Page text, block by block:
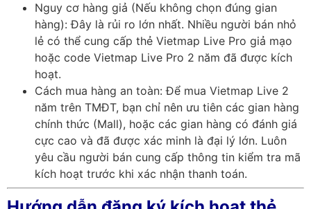
Nguy cơ hàng giả (Nếu không chọn đúng gian
hàng): Đây là rủi ro lớn nhất. Nhiều người bán nhỏ
lẻ có thể cung cấp thẻ Vietmap Live Pro giả mạo
hoặc code Vietmap Live Pro 2 năm đã được kích
hoạt.
Cách mua hàng an toàn: Để mua Vietmap Live 2
năm trên TMĐT, bạn chỉ nên ưu tiên các gian hàng
chính thức (Mall), hoặc các gian hàng có đánh giá
cực cao và đã được xác minh là đại lý lớn. Luôn
yêu cầu người bán cung cấp thông tin kiểm tra mã
kích hoạt trước khi xác nhận thanh toán.